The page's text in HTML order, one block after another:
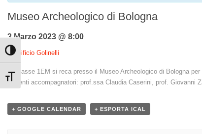
Attiva/disattiva alto contrasto
Attiva/disattiva dimensione testo
Museo Archeologico di Bologna
3 Marzo 2023 @ 8:00
« Opificio Golinelli
La classe 1EM si reca presso il Museo Archeologico di Bologna
Docenti accompagnatori: prof.ssa Claudia Caserini, prof. Giovanni
+ GOOGLE CALENDAR + ESPORTA ICAL